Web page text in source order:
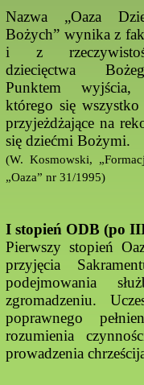
Nazwa „Oaza
Bożych” wynika z
i z
dziecięctwa
Punktem
którego się
przyjeżdżające na
się dziećmi Bożymi.
(W. Kosmowski,
„Oaza” nr 31/1995)
I stopień ODB (po
Pierwszy stopień
przyjęcia
podejmowania
zgromadzeniu.
poprawnego
rozumienia
prowadzenia